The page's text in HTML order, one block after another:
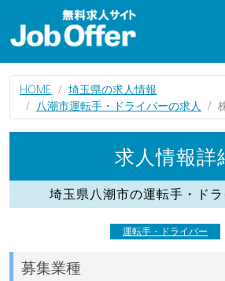
HOME
埼玉県の求人情報
八潮市運転手・ドライバーの求人
求人情報詳
埼玉県八潮市の運転手・ド
運転手・ドライバー
募集業種